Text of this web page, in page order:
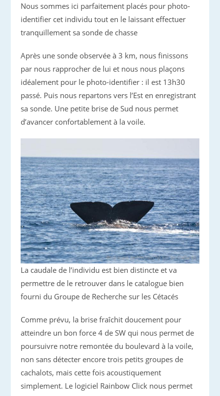
Nous sommes ici parfaitement placés pour photo-
identifier cet individu tout en le laissant effectuer
tranquillement sa sonde de chasse
Après une sonde observée à 3 km, nous finissons
par nous rapprocher de lui et nous nous plaçons
idéalement pour le photo-identifier : il est 13h30
passé. Puis nous repartons vers l’Est en enregistrant
sa sonde. Une petite brise de Sud nous permet
d’avancer confortablement à la voile.
La caudale de l’individu est bien distincte et va
permettre de le retrouver dans le catalogue bien
fourni du Groupe de Recherche sur les Cétacés
Comme prévu, la brise fraîchit doucement pour
atteindre un bon force 4 de SW qui nous permet de
poursuivre notre remontée du boulevard à la voile,
non sans détecter encore trois petits groupes de
cachalots, mais cette fois acoustiquement
simplement. Le logiciel Rainbow Click nous permet